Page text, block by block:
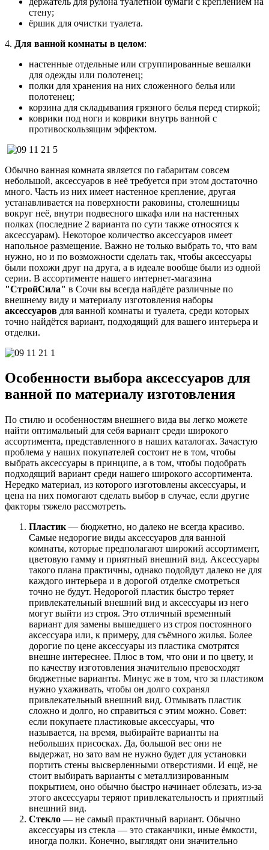
стену;
ёршик для очистки туалета.
4. Для ванной комнаты в целом:
настенные отдельные или сгруппированные вешалки
для одежды или полотенец;
полки для хранения на них сложенного белья или
полотенец;
корзина для складывания грязного белья перед стиркой;
коврики под ноги и коврики внутрь ванной с
противоскользящим эффектом.
Обычно ванная комната является по габаритам совсем
небольшой, аксессуаров в неё требуется при этом достаточно
много. Часть из них имеет настенное крепление, другая
устанавливается на поверхности раковины, столешницы
вокруг неё, внутри подвесного шкафа или на настенных
полках (последние 2 варианта по сути также относятся к
аксессуарам). Некоторое количество аксессуаров имеет
напольное размещение. Важно не только выбрать то, что вам
нужно, но и по возможности сделать так, чтобы аксессуары
были похожи друг на друга, а в идеале вообще были из одной
серии. В ассортименте нашего интернет-магазина
"СтройСила" в Сочи вы всегда найдёте различные по
внешнему виду и материалу изготовления наборы
аксессуаров для ванной комнаты и туалета, среди которых
точно найдётся вариант, подходящий для вашего интерьера и
отделки.
Особенности выбора аксессуаров для
ванной по материалу изготовления
По стилю и особенностям внешнего вида вы легко можете
найти оптимальный для себя вариант среди широкого
ассортимента, представленного в наших каталогах. Зачастую
проблема у наших покупателей состоит не в том, чтобы
выбрать аксессуары в принципе, а в том, чтобы подобрать
подходящий вариант среди нашего широкого ассортимента.
Нередко материал, из которого изготовлены аксессуары, и
цена на них помогают сделать выбор в случае, если другие
факторы тяжело рассмотреть.
Пластик — бюджетно, но далеко не всегда красиво.
Самые недорогие виды аксессуаров для ванной
комнаты, которые предполагают широкий ассортимент,
цветовую гамму и приятный внешний вид. Аксессуары
такого плана практичны, однако подойдут далеко не для
каждого интерьера и в дорогой отделке смотреться
точно не будут. Недорогой пластик быстро теряет
привлекательный внешний вид и аксессуары из него
могут выйти из строя. Это отличный временный
вариант для замены вышедшего из строя постоянного
аксессуара или, к примеру, для съёмного жилья. Более
дорогие по цене аксессуары из пластика смотрятся
внешне интереснее. Плюс в том, что они и по цвету, и
по качеству изготовления значительно превосходят
бюджетные варианты. Минус же в том, что за пластиком
нужно ухаживать, чтобы он долго сохранял
привлекательный внешний вид. Отмывать пластик
сложно и долго, но справиться с этим можно. Совет:
если покупаете пластиковые аксессуары, что
называется, на время, выбирайте варианты на
небольших присосках. Да, большой вес они не
выдержат, но зато вам не нужно будет для установки
портить стены высверленными отверстиями. И ещё, не
стоит выбирать варианты с металлизированным
покрытием, оно обычно быстро начинает облезать, из-за
этого аксессуары теряют привлекательность и приятный
внешний вид.
Стекло — не самый практичный вариант. Обычно
аксессуары из стекла — это стаканчики, иные ёмкости,
иногда полки. Конечно, выглядят они значительно